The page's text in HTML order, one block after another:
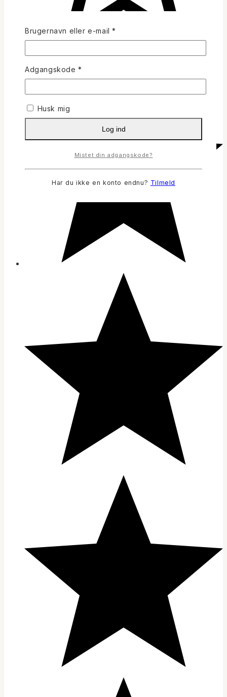
Brugernavn eller e-mail*
Adgangskode*
Husk mig
Log ind
Mistet din adgangskode?
Har du ikke en konto endnu? Tilmeld